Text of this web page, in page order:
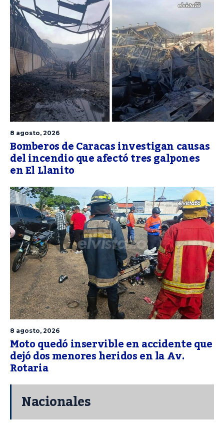
8 agosto, 2026
Bomberos de Caracas investigan causas
del incendio que afectó tres galpones
en El Llanito
8 agosto, 2026
Moto quedó inservible en accidente que
dejó dos menores heridos en la Av.
Rotaria
Nacionales